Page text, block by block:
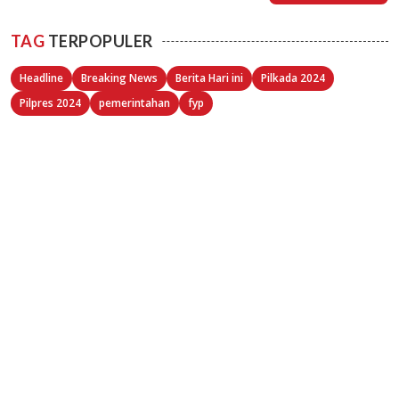
TAG TERPOPULER
Headline Breaking News Berita Hari ini
Pilkada 2024
Pilpres 2024
pemerintahan fyp